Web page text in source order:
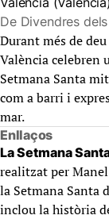
De Divendres
Durant més de
València celebren
Setmana Santa
com a barri i
mar.
Enllaços
La Setmana
realitzat per
la Setmana Santa
inclou la història